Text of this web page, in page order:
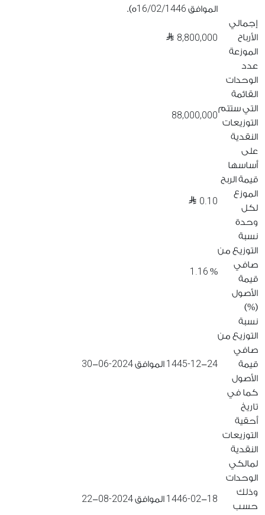
الموافق 16/02/1446ه).
إجمالي
الأرباح
الموزعة
8,800,000
عدد
الوحدات
القائمة
التي ستتم
التوزيعات
النقدية
على
أساسها
88,000,000
قيمة الربح
الموزع
لكل
وحدة
0.10
نسبة
التوزيع من
صافي
قيمة
الأصول
(%)
%
1.16
نسبة
التوزيع من
صافي
قيمة
الأصول
كما في
تاريخ
1445-12-24 الموافق2024-06
-
30
أحقية
التوزيعات
النقدية
لمالكي
الوحدات
وذلك
حسب
1446-02-18 الموافق2024-08
-
22